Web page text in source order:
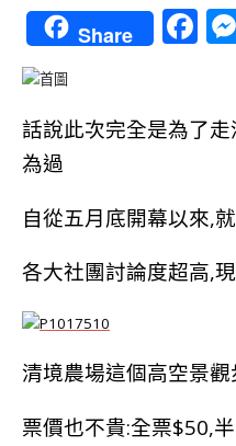
Share
話說此次完全是為了
為過
自從五月底開幕以來,
各大社團討論度超高,
清境農場這個高空景
票價也不貴:全票$50,